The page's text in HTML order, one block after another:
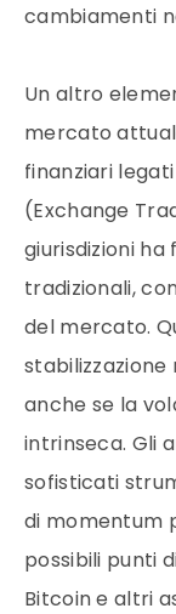
cambiamenti
Un altro
mercato
finanziari legati
(Exchange
giurisdizioni
tradizionali,
del mercato.
stabilizzazione
anche se la
intrinseca. Gli
sofisticati
di momentum
possibili punti
Bitcoin e altri